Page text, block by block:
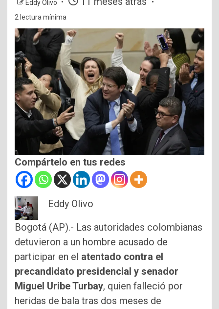
Eddy Olivo
2 lectura mínima
Compártelo en tus redes
Eddy Olivo
Bogotá (AP).- Las autoridades colombianas
detuvieron a un hombre acusado de
participar en el atentado contra el
precandidato presidencial y senador
Miguel Uribe Turbay, quien falleció por
heridas de bala tras dos meses de